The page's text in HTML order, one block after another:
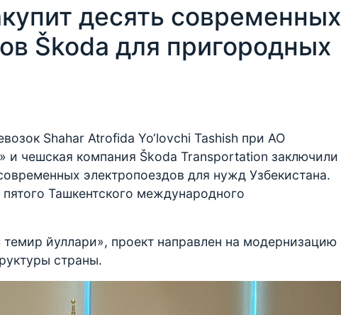
десять современных
Škoda для пригородных
Shahar Atrofida Yo‘lovchi Tashish при АО
и чешская компания Škoda Transportation заключили
электропоездов для нужд Узбекистана.
Ташкентского международного
темир йуллари», проект направлен на модернизацию
страны.